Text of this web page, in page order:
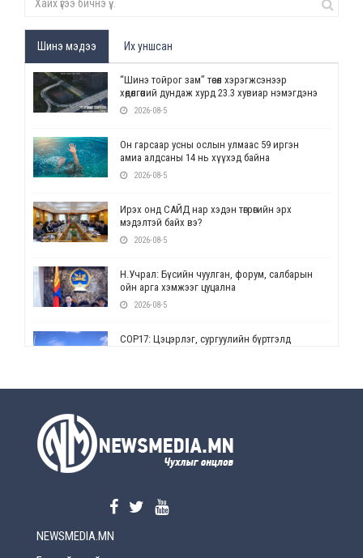
Шинэ мэдээ Их уншсан
“Шинэ тойрог зам” төсөл хэрэгжсэнээр
хөдөлгөөний дундаж хурд 23.3 хувиар нэмэгдэнэ
2026-08-5
Он гарсаар усны ослын улмаас 59 иргэн
амиа алдсаны 14 нь хүүхэд байна
2026-08-5
Ирэх онд САЙД нар хэдэн төгрөгийн эрх
мэдэлтэй байх вэ?
2026-08-5
Н.Учрал: Бүсийн чуулган, форум, салбарын
ойн арга хэмжээг цуцална
2026-08-5
СОР17: Цэцэрлэг, сургуулийн бүртгэлд
2026-08-5
2026-08-5
NEWSMEDIA.MN